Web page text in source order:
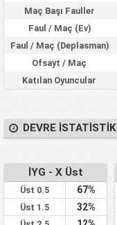
Maç Başı Fauller
Faul / Maç (Ev)
Faul / Maç (Deplasman)
Ofsayt / Maç
Katılan Oyuncular
DEVRE
İYG - X Üst
Üst 0.5 67%
Üst 1.5 32%